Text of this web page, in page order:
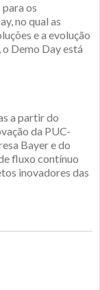
os
no qual as
e a evolução
Demo Day está
a partir do
da PUC-
Bayer e do
fluxo contínuo
inovadores das